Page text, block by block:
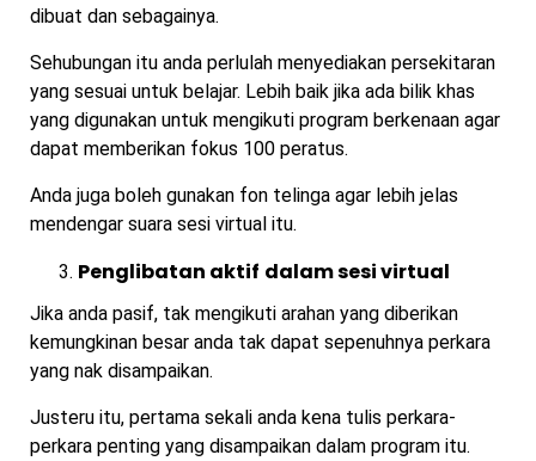
dibuat dan sebagainya.
Sehubungan itu anda perlulah menyediakan persekitaran
yang sesuai untuk belajar. Lebih baik jika ada bilik khas
yang digunakan untuk mengikuti program berkenaan agar
dapat memberikan fokus 100 peratus.
Anda juga boleh gunakan fon telinga agar lebih jelas
mendengar suara sesi virtual itu.
Penglibatan aktif dalam sesi virtual
Jika anda pasif, tak mengikuti arahan yang diberikan
kemungkinan besar anda tak dapat sepenuhnya perkara
yang nak disampaikan.
Justeru itu, pertama sekali anda kena tulis perkara-
perkara penting yang disampaikan dalam program itu.